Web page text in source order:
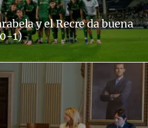
y el Recre da buena
1)